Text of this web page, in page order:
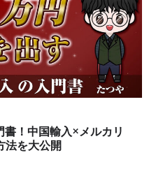
書！中国輸入×メルカリ
法を大公開